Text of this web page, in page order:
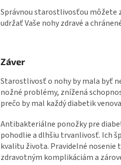
Správnou starostlivosťou môžete
udržať Vaše nohy zdravé a
Záver
Starostlivosť o nohy by mala byť
nožné problémy, znížená
prečo by mal každý diabetik
Antibakteriálne ponožky pre
pohodlie a dlhšiu trvanlivosť. Ich
kvalitu života. Pravidelné nosenie
zdravotným komplikáciám a